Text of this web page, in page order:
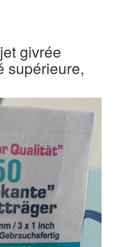
givrée
supérieure,